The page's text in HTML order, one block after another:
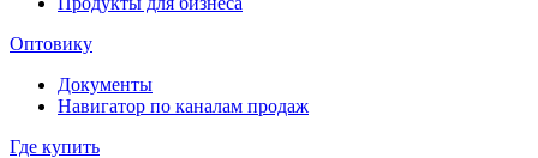
Оптовику
Документы
Навигатор по каналам продаж
Где купить